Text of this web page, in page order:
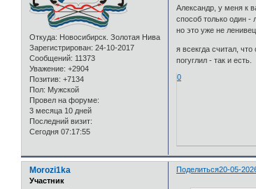
Откуда: Новосибирск. Золотая Нива
Зарегистрирован: 24-10-2017
Сообщений: 11373
Уважение: +2904
Позитив: +7134
Пол: Мужской
Провел на форуме:
3 месяца 10 дней
Последний визит:
Сегодня 07:17:55
Александр, у меня к
способ только один -
но это уже не
я всекгда считал, что
погуглил - так и есть.
0
Поделиться20-05-
Morozi1ka
Участник